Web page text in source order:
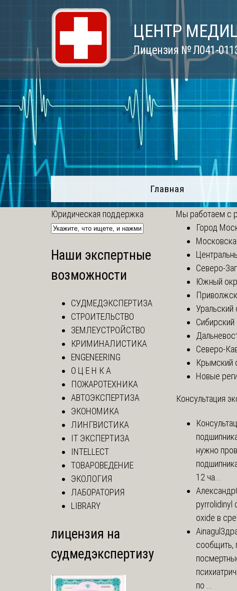
ЦЕНТР
Лицензия № Л041-
Главная
Юридическая поддержка
Наши экспертные
возможности
СУДМЕДЭКСПЕРТИЗА
СТРОИТЕЛЬСТВО
ЗЕМЛЕУСТРОЙСТВО
КРИМИНАЛИСТИКА
ENGENEERING
О Ц Е Н К А
ПОЖАРОТЕХНИКА
АВТОЭКСПЕРТИЗА
ЭКОНОМИКА
ЛИНГВИСТИКА
IT ЭКСПЕРТИЗА
INTELLECT
ТОВАРОВЕДЕНИЕ
ЭКОЛОГИЯ
ЛАБОРАТОРИЯ
LIBRARY
лицензия на
судмедэкспертизу
Мы работаем с
Город
Северо-
Южный
Уральский
Сибирский
Северо-
Крымский
Новые
Консультация
нужно
12 ча...
Александр
pyrrolidinyl
oxide в
Ainagul
сообщить,
по ...